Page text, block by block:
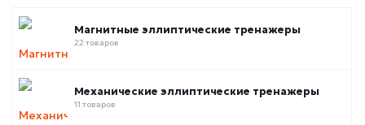
Магнитные эллиптические тренажеры
22 товаров
Механические эллиптические тренажеры
11 товаров